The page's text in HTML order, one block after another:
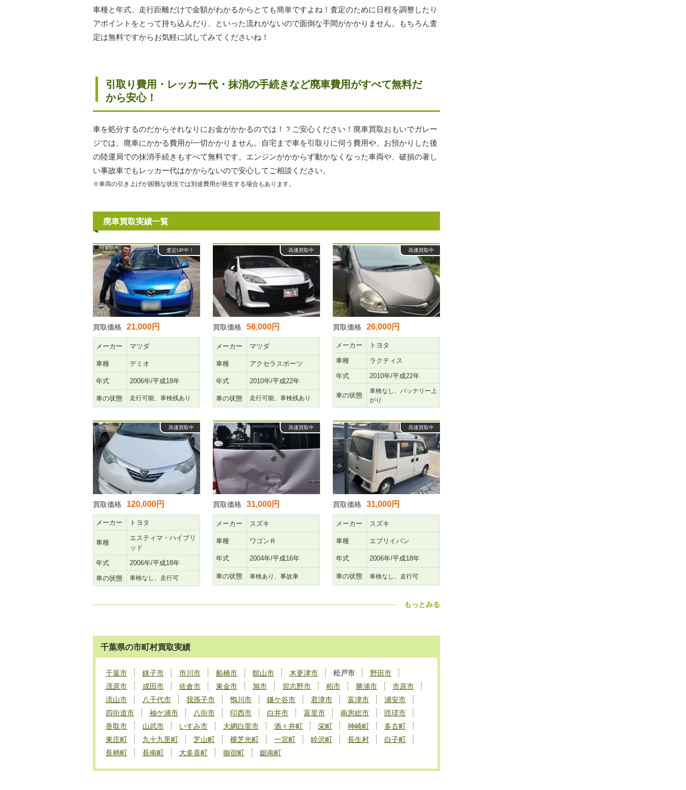
車種と年式、走行距離だけで金額がわかるからとても簡単ですよね！査定のために日程を調整したり
アポイントをとって持ち込んだり、といった流れがないので面倒な手間がかかりません。もちろん査
定は無料ですからお気軽に試してみてくださいね！
引取り費用・レッカー代・抹消の手続きなど廃車費用がすべて無料だ
から安心！
車を処分するのだからそれなりにお金がかかるのでは！？ご安心ください！廃車買取おもいでガレー
ジでは、廃車にかかる費用が一切かかりません。自宅まで車を引取りに伺う費用や、お預かりした後
の陸運局での抹消手続きもすべて無料です。エンジンがかからず動かなくなった車両や、破損の著し
い事故車でもレッカー代はかからないので安心してご相談ください。
※車両の引き上げが困難な状況では別途費用が発生する場合もあります。
廃車買取実績一覧
査定UP中！
買取価格 21,000円
メーカー マツダ
車種 デミオ
年式 2006年/平成18年
車の状態 走行可能、車検残あり
高価買取中
買取価格 56,000円
メーカー マツダ
車種 アクセラスポーツ
年式 2010年/平成22年
車の状態 走行可能、車検残あり
高価買取中
買取価格 26,000円
メーカー
トヨタ
車種
ラクティス
年式
2010年/平成22年
車の状態
車検なし、バッテリー上
がり
高価買取中
買取価格 120,000円
メーカー トヨタ
車種
エスティマ・ハイブリ
ッド
年式
2006年/平成18年
車の状態
車検なし、走行可
高価買取中
買取価格 31,000円
メーカー スズキ
車種 ワゴンＲ
年式 2004年/平成16年
車の状態 車検あり、事故車
高価買取中
買取価格 31,000円
メーカー スズキ
車種 エブリイバン
年式 2006年/平成18年
車の状態 車検なし、走行可
もっとみる
千葉県の市町村買取実績
千葉市 銚子市 市川市 船橋市 館山市 木更津市 松戸市
野田市
茂原市
成田市 佐倉市 東金市 旭市 習志野市 柏市 勝浦市
市原市
流山市
八千代市 我孫子市 鴨川市 鎌ケ谷市 君津市 富津市
浦安市
四街道市
袖ケ浦市 八街市 印西市 白井市 富里市 南房総市
匝瑳市
香取市
山武市 いすみ市 大網白里市 酒々井町 栄町 神崎町
多古町
東庄町
九十九里町 芝山町 横芝光町 一宮町 睦沢町 長生村
白子町
長柄町
長南町 大多喜町 御宿町 鋸南町